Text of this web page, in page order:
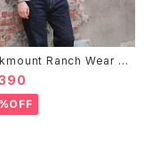
Ranch Wear ロ
ウント ランチウェア Rock
Bronc Western T-Sh
袖Tシャツ 全3色